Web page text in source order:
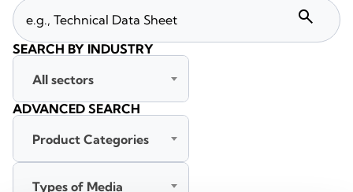
search
SEARCH BY INDUSTRY
All sectors
ADVANCED SEARCH
Product Categories
Types of Media